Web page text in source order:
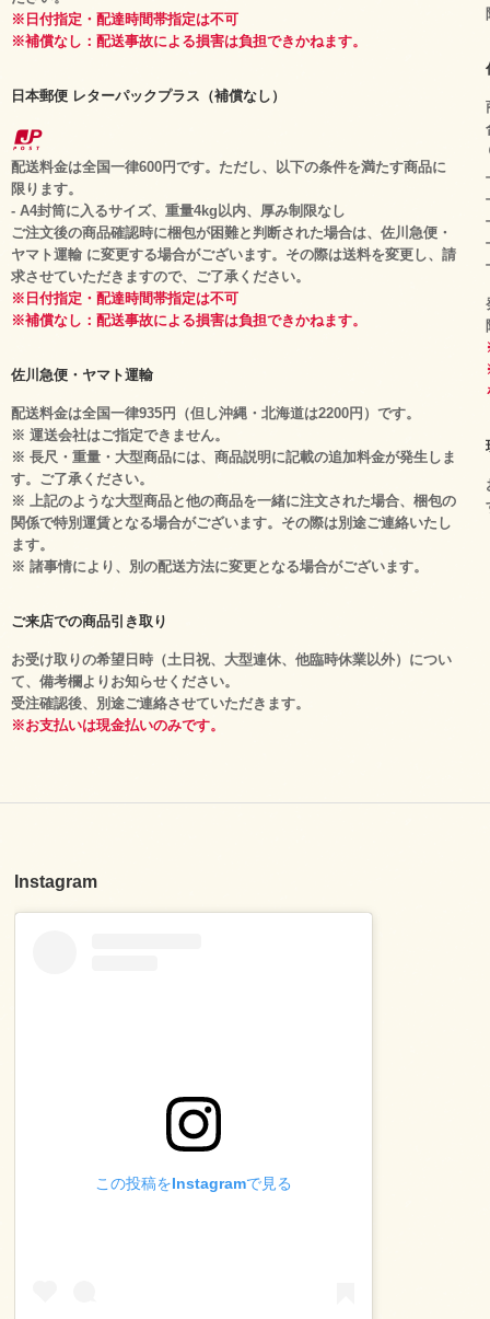
※日付指定・配達時間帯指定は不可
※補償なし：配送事故による損害は負担できかねます。
日本郵便 レターパックプラス（補償なし）
配送料金は全国一律600円です。ただし、以下の条件を満たす商品に
限ります。
- A4封筒に入るサイズ、重量4kg以内、厚み制限なし
ご注文後の商品確認時に梱包が困難と判断された場合は、佐川急便・
ヤマト運輸 に変更する場合がございます。その際は送料を変更し、請
求させていただきますので、ご了承ください。
※日付指定・配達時間帯指定は不可
※補償なし：配送事故による損害は負担できかねます。
佐川急便・ヤマト運輸
配送料金は全国一律935円（但し沖縄・北海道は2200円）です。
※ 運送会社はご指定できません。
※ 長尺・重量・大型商品には、商品説明に記載の追加料金が発生しま
す。ご了承ください。
※ 上記のような大型商品と他の商品を一緒に注文された場合、梱包の
関係で特別運賃となる場合がございます。その際は別途ご連絡いたし
ます。
※ 諸事情により、別の配送方法に変更となる場合がございます。
ご来店での商品引き取り
お受け取りの希望日時（土日祝、大型連休、他臨時休業以外）につい
て、備考欄よりお知らせください。
受注確認後、別途ご連絡させていただきます。
※お支払いは現金払いのみです。
Instagram
この投稿をInstagramで見る